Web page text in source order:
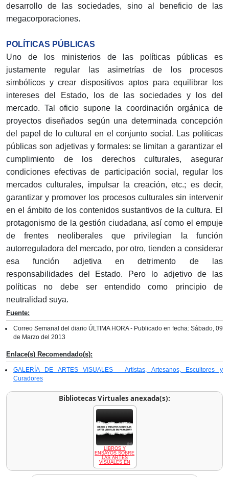
desarrollo de las sociedades, sino al beneficio de las
megacorporaciones.
POLÍTICAS PÚBLICAS
Uno de los ministerios de las políticas públicas es
justamente regular las asimetrías de los procesos
simbólicos y crear dispositivos aptos para equilibrar los
intereses del Estado, los de las sociedades y los del
mercado. Tal oficio supone la coordinación orgánica de
proyectos diseñados según una determinada concepción
del papel de lo cultural en el conjunto social. Las políticas
públicas son adjetivas y formales: se limitan a garantizar el
cumplimiento de los derechos culturales, asegurar
condiciones efectivas de participación social, regular los
mercados culturales, impulsar la creación, etc.; es decir,
garantizar y promover los procesos culturales sin intervenir
en el ámbito de los contenidos sustantivos de la cultura. El
protagonismo de la gestión ciudadana, así como el empuje
de frentes neoliberales que privilegian la función
autorreguladora del mercado, por otro, tienden a considerar
esa función adjetiva en detrimento de las
responsabilidades del Estado. Pero lo adjetivo de las
políticas no debe ser entendido como principio de
neutralidad suya.
Fuente:
Correo Semanal del diario ÚLTIMA HORA - Publicado en fecha: Sábado, 09
de Marzo del 2013
Enlace(s) Recomendado(s):
GALERÍA DE ARTES VISUALES - Artistas, Artesanos, Escultores y
Curadores
Bibliotecas Virtuales anexada(s):
LIBROS Y
ENSAYOS SOBRE
LAS ARTES
VISUALES EN